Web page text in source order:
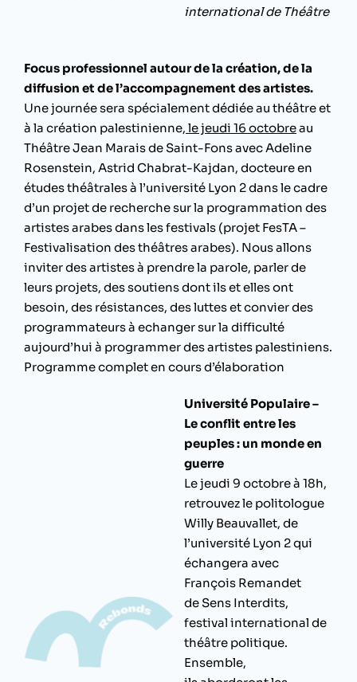
international de Théâtre
Focus professionnel autour de la création, de la
diffusion et de l’accompagnement des artistes.
Une journée sera spécialement dédiée au théâtre et
à la création palestinienne, le jeudi 16 octobreau
Théâtre Jean Marais de Saint-Fons avec Adeline
Rosenstein, Astrid Chabrat-Kajdan, docteure en
études théâtrales à l’université Lyon 2 dans le cadre
d’un projet de recherche sur la programmation des
artistes arabes dans les festivals (projet FesTA –
Festivalisation des théâtres arabes). Nous allons
inviter des artistes à prendre la parole, parler de
leurs projets, des soutiens dont ils et elles ont
besoin, des résistances, des luttes et convier des
programmateurs à echanger sur la difficulté
aujourd’hui à programmer des artistes palestiniens.
Programme complet en cours d’élaboration
Université Populaire –
Le conflit entre les
peuples : un monde en
guerre
Le jeudi 9 octobre à 18h,
retrouvez le politologue
Willy Beauvallet, de
l’université Lyon 2 qui
échangera avec
François Remandet
de Sens Interdits,
festival international de
théâtre politique.
Ensemble,